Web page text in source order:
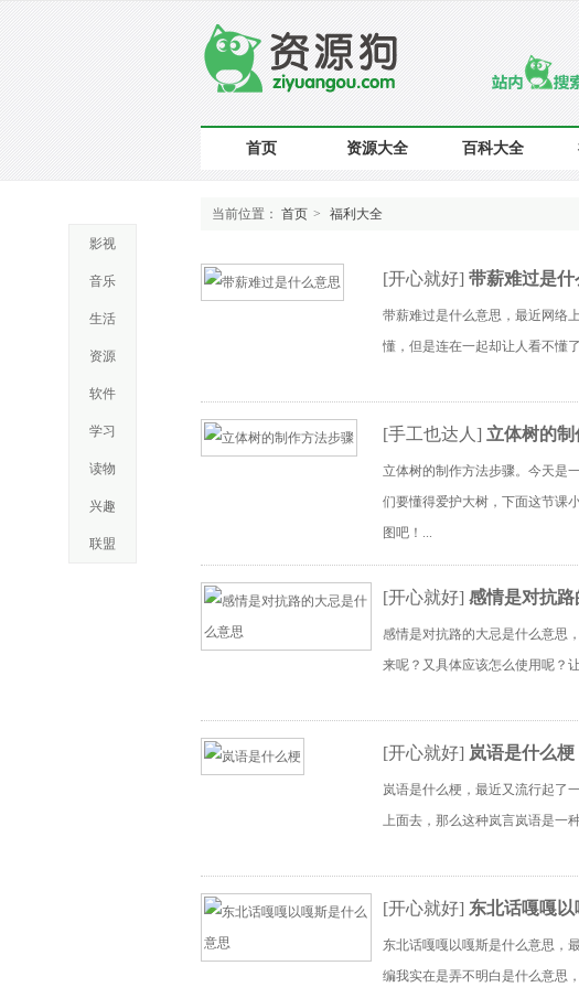
首页 资源大全 百科大全
当前位置： 首页 > 福利大全
[开心就好] 带薪难过是什
带薪难过是什么意思，最近网络
懂，但是连在一起却让人看不懂
[手工也达人 ] 立体树的
立体树的制作方法步骤。今天是
们要懂得爱护大树，下面这节课
图吧！...
[开心就好] 感情是对抗
感情是对抗路的大忌是什么意思
来呢？又具体应该怎么使用呢？
[开心就好] 岚语是什么梗
岚语是什么梗，最近又流行起了
上面去，那么这种岚言岚语是一
[开心就好] 东北话嘎嘎
东北话嘎嘎以嘎斯是什么意思，
编我实在是弄不明白是什么意思
影视
音乐
生活
资源
软件
学习
读物
兴趣
联盟